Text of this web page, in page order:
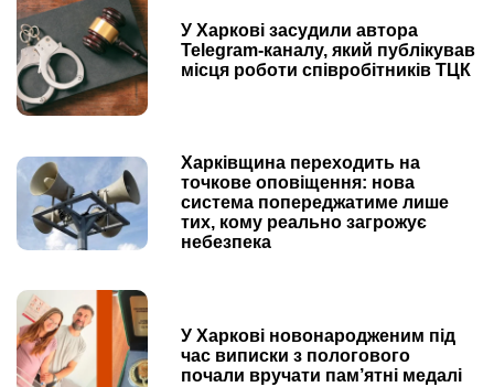
У Харкові засудили автора
Telegram-каналу, який публікував
місця роботи співробітників ТЦК
Харківщина переходить на
точкове оповіщення: нова
система попереджатиме лише
тих, кому реально загрожує
небезпека
У Харкові новонародженим під
час виписки з пологового
почали вручати пам’ятні медалі